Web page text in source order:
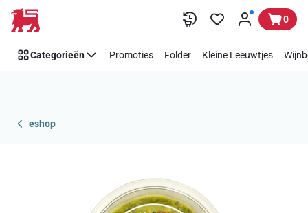
Overslaan 0
Categorieën Promoties Folder Kleine Leeuwtjes
eshop